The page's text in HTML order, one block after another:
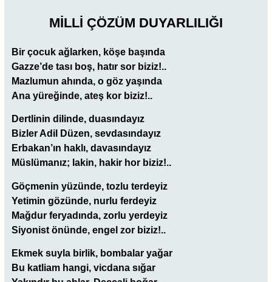
MİLLİ ÇÖZÜM DUYARLILIĞI
Bir çocuk ağlarken, köşe başında
Gazze’de tası boş, hatır sor biziz!..
Mazlumun ahında, o göz yaşında
Ana yüreğinde, ateş kor biziz!..
Dertlinin dilinde, duasındayız
Bizler Adil Düzen, sevdasındayız
Erbakan’ın haklı, davasındayız
Müslümanız; lakin, hakir hor biziz!..
Göçmenin yüzünde, tozlu terdeyiz
Yetimin gözünde, nurlu ferdeyiz
Mağdur feryadında, zorlu yerdeyiz
Siyonist önünde, engel zor biziz!..
Ekmek suyla birlik, bombalar yağar
Bu katliam hangi, vicdana sığar